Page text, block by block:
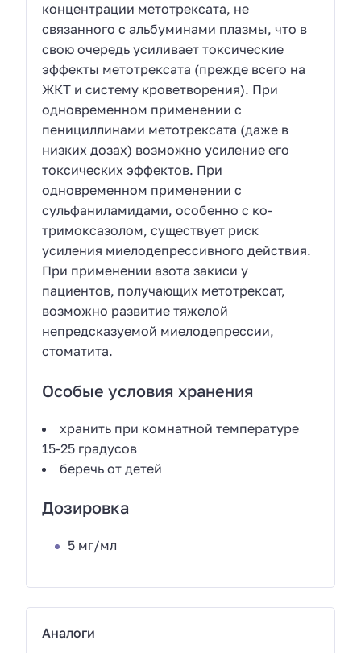
концентрации метотрексата, не
связанного с альбуминами плазмы, что в
свою очередь усиливает токсические
эффекты метотрексата (прежде всего на
ЖКТ и систему кроветворения). При
одновременном применении с
пенициллинами метотрексата (даже в
низких дозах) возможно усиление его
токсических эффектов. При
одновременном применении с
сульфаниламидами, особенно с ко-
тримоксазолом, существует риск
усиления миелодепрессивного действия.
При применении азота закиси у
пациентов, получающих метотрексат,
возможно развитие тяжелой
непредсказуемой миелодепрессии,
стоматита.
Особые условия хранения
хранить при комнатной температуре
15-25 градусов
беречь от детей
Дозировка
5 мг/мл
Аналоги